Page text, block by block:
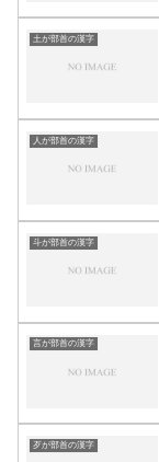
土が部首の漢字
人が部首の漢字
斗が部首の漢字
言が部首の漢字
歹が部首の漢字